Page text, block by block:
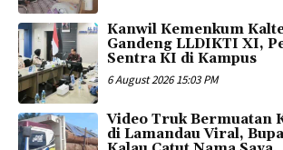
Kanwil Kemenkum
Gandeng LLDIKTI XI,
Sentra KI di Kampus
6 August 2026 15:03 PM
Video Truk Bermuatan
di Lamandau Viral,